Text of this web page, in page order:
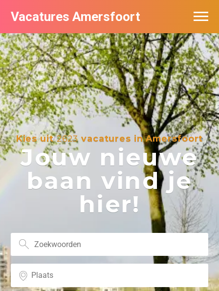
Vacatures Amersfoort
Kies uit2623 vacatures in Amersfoort
Jouw nieuwe
baan vind je
hier!
Vacatures per bedrijf
De populairste vacatures in Amersfoort
Nieuwsbrief feed